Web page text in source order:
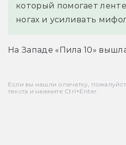
который помогает
ногах и усиливать
На Западе «Пила 10»
Если вы нашли опечатку,
текста и нажмите Ctrl+Enter.